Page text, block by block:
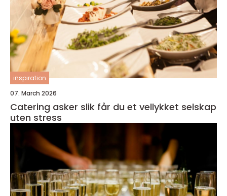
inspiration
07. March 2026
Catering asker slik får du et vellykket selskap
uten stress